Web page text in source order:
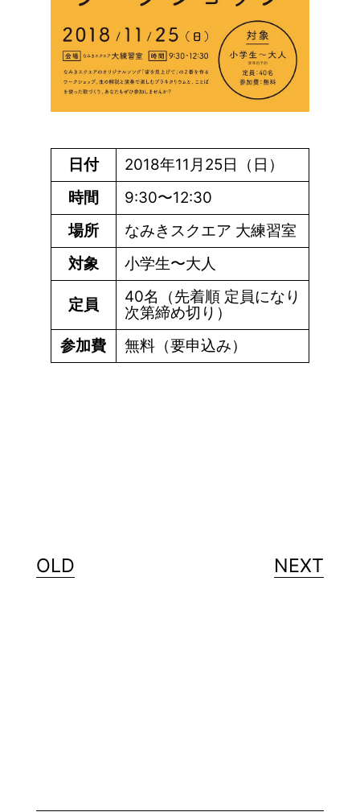
日付
2018年11月25日（日）
時間
9:30〜12:30
場所
なみきスクエア 大練習室
対象
小学生〜大人
定員
40名（先着順 定員になり
次第締め切り）
参加費
無料（要申込み）
OLD NEXT